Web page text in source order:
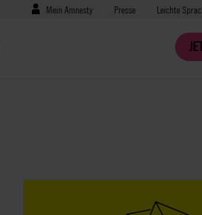
Benutzermenü
Mein Amnesty Presse
Presse Leichte